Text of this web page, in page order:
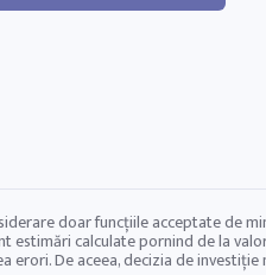
doar funcțiile acceptate de
estimări calculate pornind de la
De aceea, decizia de